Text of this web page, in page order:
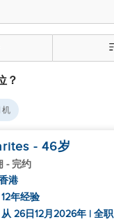
？
机
- 46岁
- 完约
港
12年经验
从 26日12月2026年 | 全职